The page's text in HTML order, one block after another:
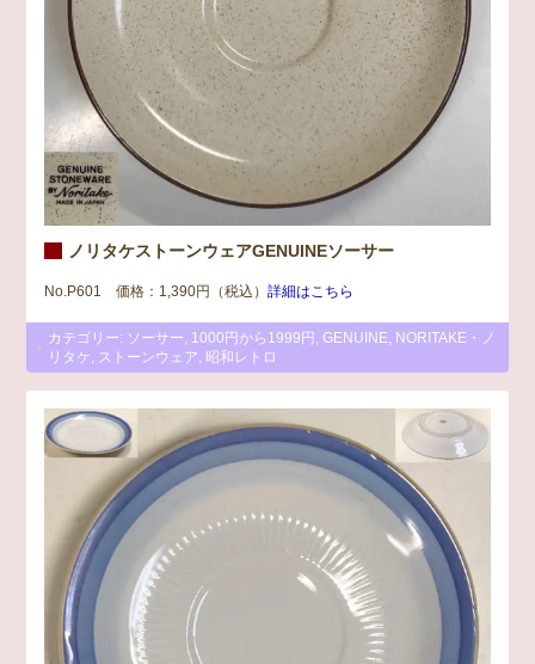
ノリタケストーンウェアGENUINEソーサー
No.P601 価格：1,390円（税込）詳細はこちら
カテゴリー: ソーサー 1000円から1999円 ,GENUINE
NORITAKE・ノ
リタケ
ストーンウェア 昭和レトロ